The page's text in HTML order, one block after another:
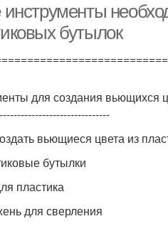
инструменты
бутылок
для создания вьющихся
вьющиеся цвета из
бутылки
пластика
для сверления